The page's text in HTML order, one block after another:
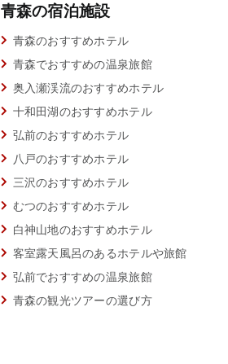
青森の宿泊施設
青森のおすすめホテル
青森でおすすめの温泉旅館
奥入瀬渓流のおすすめホテル
十和田湖のおすすめホテル
弘前のおすすめホテル
八戸のおすすめホテル
三沢のおすすめホテル
むつのおすすめホテル
白神山地のおすすめホテル
客室露天風呂のあるホテルや旅館
弘前でおすすめの温泉旅館
青森の観光ツアーの選び方